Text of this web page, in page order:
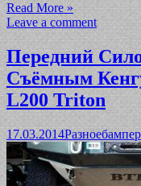
Read More »
Leave a comment
Передний
Съёмным
L200 Triton
17.03.2014Разноебампер